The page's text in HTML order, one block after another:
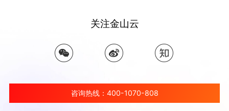
关注金山云
咨询热线：400-1070-808